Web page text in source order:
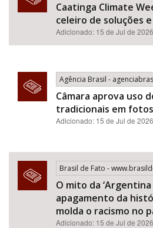
Caatinga Climate
celeiro de soluções
Adicionado: 15 de Jul de
Agência Brasil -
Câmara aprova uso
tradicionais em
Adicionado: 15 de Jul de
Brasil de Fato -
O mito da ‘Argentina
apagamento da
molda o racismo no
Adicionado: 15 de Jul de